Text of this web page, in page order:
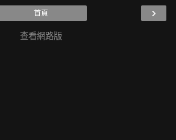
›
首頁
查看網路版